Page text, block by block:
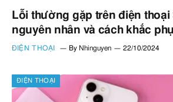
Lỗi thường gặp trên điện thoại
nguyên nhân và cách khắc
ĐIỆN THOẠI By Nhinguyen 22/10/2024
ĐIỆN THOẠI